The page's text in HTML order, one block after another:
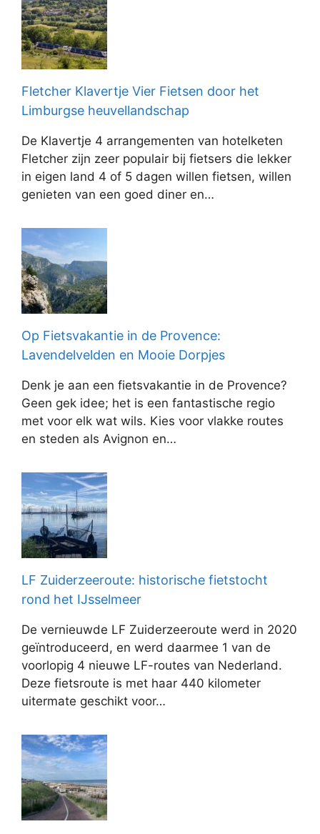
Fletcher Klavertje Vier Fietsen door het
Limburgse heuvellandschap
De Klavertje 4 arrangementen van hotelketen
Fletcher zijn zeer populair bij fietsers die lekker
in eigen land 4 of 5 dagen willen fietsen, willen
genieten van een goed diner en…
Op Fietsvakantie in de Provence:
Lavendelvelden en Mooie Dorpjes
Denk je aan een fietsvakantie in de Provence?
Geen gek idee; het is een fantastische regio
met voor elk wat wils. Kies voor vlakke routes
en steden als Avignon en…
LF Zuiderzeeroute: historische fietstocht
rond het IJsselmeer
De vernieuwde LF Zuiderzeeroute werd in 2020
geïntroduceerd, en werd daarmee 1 van de
voorlopig 4 nieuwe LF-routes van Nederland.
Deze fietsroute is met haar 440 kilometer
uitermate geschikt voor…